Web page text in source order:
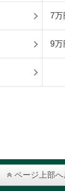
7万
9万
ページ上部へ